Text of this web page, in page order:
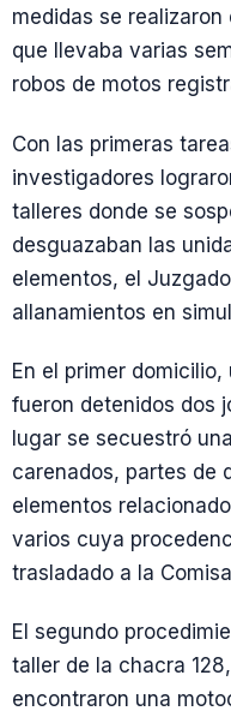
medidas se
que llevaba varias
robos de motos
Con las primeras
investigadores
talleres donde se
desguazaban las
elementos, el
allanamientos en
En el primer
fueron detenidos dos
lugar se secuestró
carenados, partes de
elementos
varios cuya
trasladado a la
El segundo
taller de la chacra
encontraron una